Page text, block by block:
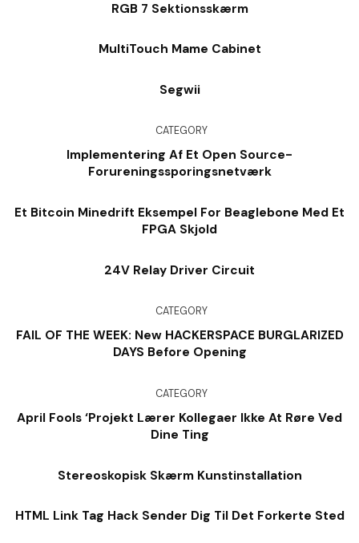
RGB 7 Sektionsskærm
MultiTouch Mame Cabinet
Segwii
CATEGORY
Implementering Af Et Open Source-
Forureningssporingsnetværk
Et Bitcoin Minedrift Eksempel For Beaglebone Med Et
FPGA Skjold
24V Relay Driver Circuit
CATEGORY
FAIL OF THE WEEK: New HACKERSPACE BURGLARIZED
DAYS Before Opening
CATEGORY
April Fools ‘Projekt Lærer Kollegaer Ikke At Røre Ved
Dine Ting
Stereoskopisk Skærm Kunstinstallation
HTML Link Tag Hack Sender Dig Til Det Forkerte Sted